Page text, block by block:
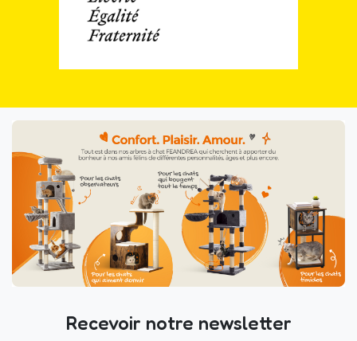
Recevoir notre newsletter